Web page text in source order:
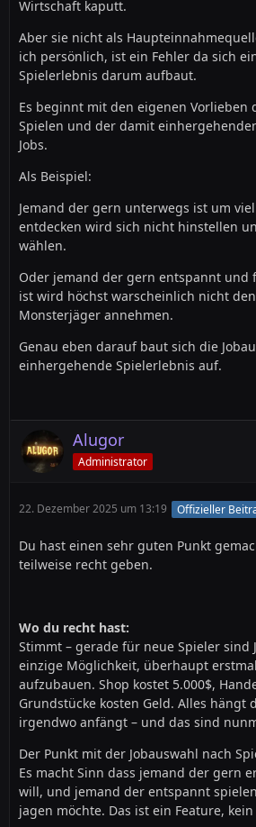
Wirtschaft kaputt.
Aber sie nicht als
ich persönlich, ist ein Fehler da sich
Spielerlebnis darum aufbaut.
Es beginnt mit den eigenen Vorlieben
Spielen und der damit
Jobs.
Als Beispiel:
Jemand der gern unterwegs ist um
entdecken wird sich nicht hinstellen
wählen.
Oder jemand der gern entspannt und
ist wird höchst warscheinlich nicht
Monsterjäger annehmen.
Genau eben darauf baut sich die
einhergehende Spielerlebnis auf.
Alugor
Administrator
22. Dezember 2025 um 13:19 Offizieller
Du hast einen sehr guten Punkt
teilweise recht geben.
Wo du recht hast:
Stimmt – gerade für neue Spieler sind
einzige Möglichkeit, überhaupt
aufzubauen. Shop kostet 5.000$,
Grundstücke kosten Geld. Alles hängt
irgendwo anfängt – und das sind
Der Punkt mit der Jobauswahl nach
Es macht Sinn dass jemand der gern
will, und jemand der entspannt
jagen möchte. Das ist ein Feature, kein